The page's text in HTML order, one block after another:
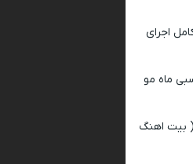
اجرای
ماه مو
( بیت اهنگ